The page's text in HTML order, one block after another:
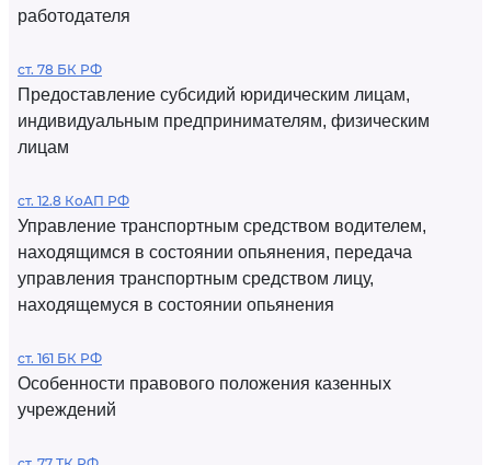
работодателя
ст. 78 БК РФ
Предоставление субсидий юридическим лицам,
индивидуальным предпринимателям, физическим
лицам
ст. 12.8 КоАП РФ
Управление транспортным средством водителем,
находящимся в состоянии опьянения, передача
управления транспортным средством лицу,
находящемуся в состоянии опьянения
ст. 161 БК РФ
Особенности правового положения казенных
учреждений